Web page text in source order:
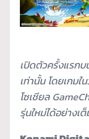
เปิดตัวครั้งแรก
เท่านั้น โดยเกมใ
โซเชียล
รุ่นใหม่ได้อย่างเ